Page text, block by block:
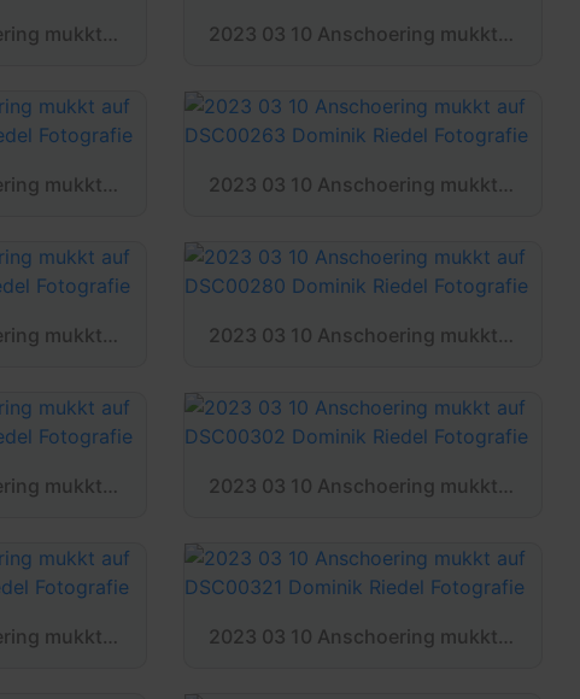
2023 03 10 Anschoering mukkt auf DSC00226 Dominik Riedel Fotografie 2023 03 10 Anschoering mukkt auf DSC00228 Dominik Riedel Fotografie
2023 03 10 Anschoering mukkt auf DSC00256 Dominik Riedel Fotografie 2023 03 10 Anschoering mukkt auf DSC00263 Dominik Riedel Fotografie
2023 03 10 Anschoering mukkt auf DSC00277 Dominik Riedel Fotografie 2023 03 10 Anschoering mukkt auf DSC00280 Dominik Riedel Fotografie
2023 03 10 Anschoering mukkt auf DSC00295 Dominik Riedel Fotografie 2023 03 10 Anschoering mukkt auf DSC00302 Dominik Riedel Fotografie
2023 03 10 Anschoering mukkt auf DSC00314 Dominik Riedel Fotografie 2023 03 10 Anschoering mukkt auf DSC00321 Dominik Riedel Fotografie